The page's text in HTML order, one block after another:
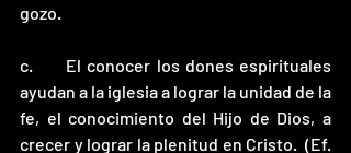
gozo.
c.	El conocer los dones espirituales
ayudan a la iglesia a lograr la unidad de la
fe, el conocimiento del Hijo de Dios, a
crecer y lograr la plenitud en Cristo.  (Ef.